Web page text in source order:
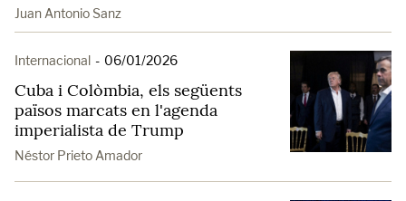
Juan Antonio Sanz
Internacional - 06/01/2026
Cuba i Colòmbia, els següents
països marcats en l'agenda
imperialista de Trump
Néstor Prieto Amador